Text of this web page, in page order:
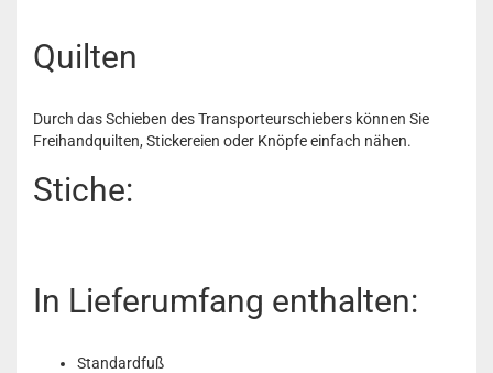
Quilten
Durch das Schieben des Transporteurschiebers können Sie
Freihandquilten, Stickereien oder Knöpfe einfach nähen.
Stiche:
In Lieferumfang enthalten:
Standardfuß